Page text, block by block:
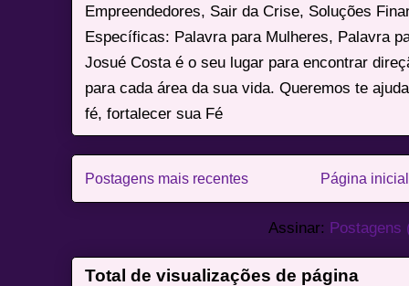
Empreendedores, Sair da Crise, Soluções
Específicas: Palavra para Mulheres, Palavra
Josué Costa é o seu lugar para encontrar
para cada área da sua vida. Queremos te
fé, fortalecer sua Fé
Postagens mais recentes Página inicial
Assinar: Postagens
Total de visualizações de página